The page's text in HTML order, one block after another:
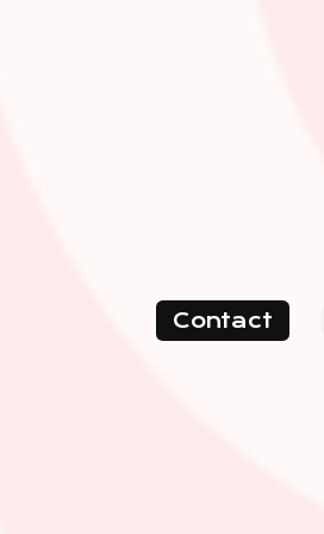
Contact